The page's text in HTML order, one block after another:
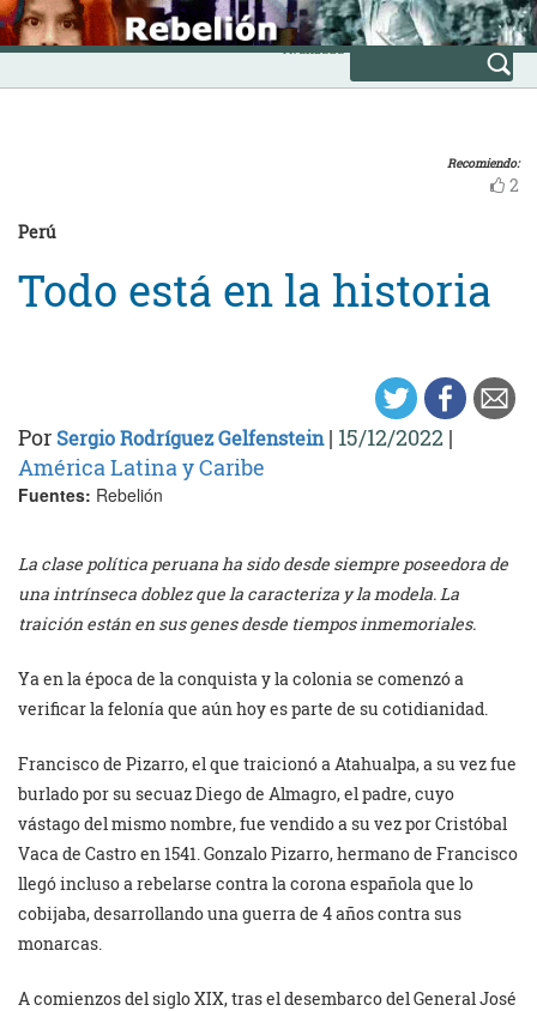
Skip
to
content
INICIO
Avanzada
Recomiendo:
2
Perú
Todo está en la historia
Por Sergio Rodríguez Gelfenstein| 15/12/2022 |
América Latina y Caribe
Fuentes: Rebelión
La clase política peruana ha sido desde siempre poseedora de
una intrínseca doblez que la caracteriza y la modela. La
traición están en sus genes desde tiempos inmemoriales.
Ya en la época de la conquista y la colonia se comenzó a
verificar la felonía que aún hoy es parte de su cotidianidad.
Francisco de Pizarro, el que traicionó a Atahualpa, a su vez fue
burlado por su secuaz Diego de Almagro, el padre, cuyo
vástago del mismo nombre, fue vendido a su vez por Cristóbal
Vaca de Castro en 1541. Gonzalo Pizarro, hermano de Francisco
llegó incluso a rebelarse contra la corona española que lo
cobijaba, desarrollando una guerra de 4 años contra sus
monarcas.
A comienzos del siglo XIX, tras el desembarco del General José